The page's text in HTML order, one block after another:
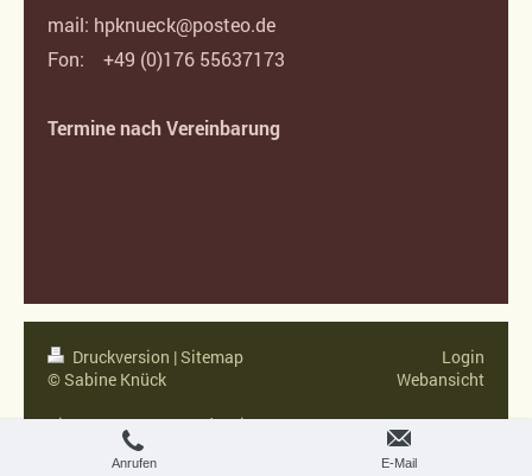
mail: hpknueck@posteo.de
Fon: +49 (0)176 55637173
Termine nach Vereinbarung
Druckversion |Sitemap
© Sabine Knück
Diese Homepage wurde mit
IONOS MyWebsite
Login
Webansicht
Anrufen E-Mail